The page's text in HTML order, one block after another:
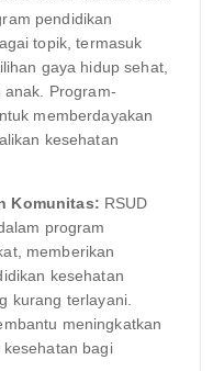
pendidikan
topik, termasuk
gaya hidup sehat,
Program-
memberdayakan
kesehatan
Komunitas: RSUD
program
memberikan
kesehatan
kurang terlayani.
meningkatkan
bagi